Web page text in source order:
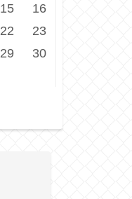
15
16
22
23
29
30